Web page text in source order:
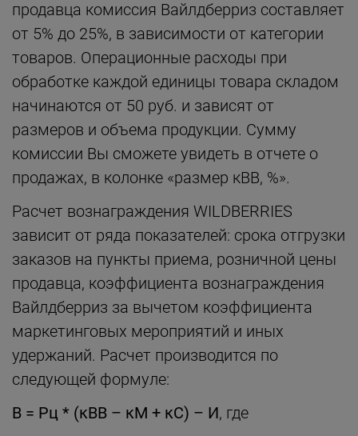
продавца комиссия Вайлдберриз составляет
от 5% до 25%, в зависимости от категории
товаров. Операционные расходы при
обработке каждой единицы товара складом
начинаются от 50 руб. и зависят от
размеров и объема продукции. Сумму
комиссии Вы сможете увидеть в отчете о
продажах, в колонке «размер кВВ, %».
Расчет вознаграждения WILDBERRIES
зависит от ряда показателей: срока отгрузки
заказов на пункты приема, розничной цены
продавца, коэффициента вознаграждения
Вайлдберриз за вычетом коэффициента
маркетинговых мероприятий и иных
удержаний. Расчет производится по
следующей формуле:
В = Рц * (кВВ – кМ + кС) – И, где